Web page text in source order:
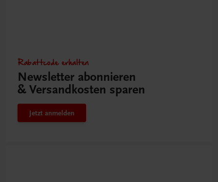
Rabattcode erhalten
Newsletter abonnieren
& Versandkosten sparen
Jetzt anmelden